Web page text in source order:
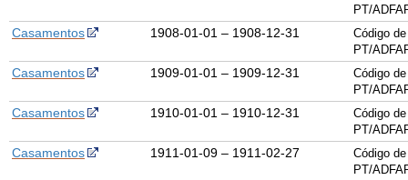
PT/
Casamentos 1908-01-01 – 1908-12-31
Código
PT/
Casamentos 1909-01-01 – 1909-12-31
Código
PT/
Casamentos 1910-01-01 – 1910-12-31
Código
PT/
Casamentos 1911-01-09 – 1911-02-27
Código
PT/